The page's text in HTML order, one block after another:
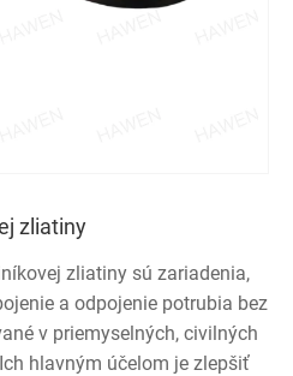
zliatiny
zliatiny sú zariadenia,
a odpojenie potrubia bez
v priemyselných, civilných
hlavným účelom je zlepšiť